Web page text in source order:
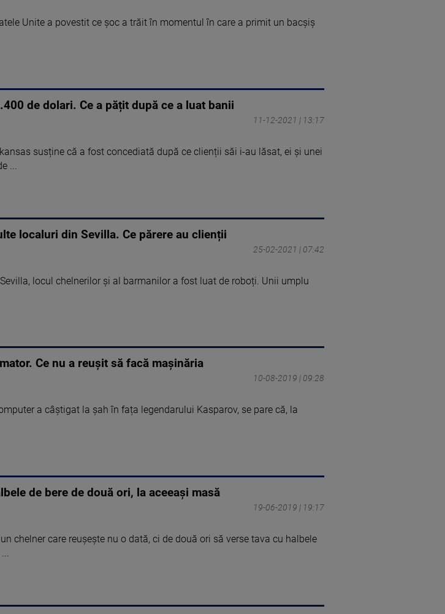
Unite a povestit ce șoc a trăit în momentul în care a primit un bacșiș
de dolari. Ce a pățit după ce a luat banii
11-12-2021 | 13:17
susține că a fost concediată după ce clienții săi i-au lăsat, ei și unei
...
localuri din Sevilla. Ce părere au clienții
25-02-2021 | 07:42
locul chelnerilor și al barmanilor a fost luat de roboți. Unii umplu
Ce nu a reuşit să facă maşinăria
10-08-2019 | 09:28
a câștigat la șah în fața legendarului Kasparov, se pare că, la
de bere de două ori, la aceeași masă
19-06-2019 | 19:17
chelner care reușește nu o dată, ci de două ori să verse tava cu halbele